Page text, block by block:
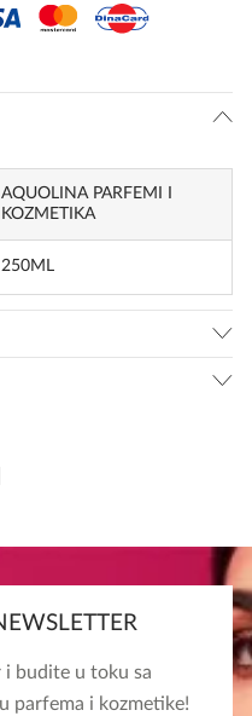
AQUOLINA PARFEMI I
KOZMETIKA
250ML
i budite u toku sa
parfema i kozmetike!